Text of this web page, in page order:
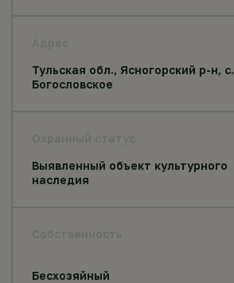
Тульская обл., Ясногорский р-н, с.
Богословское
Выявленный объект культурного
наследия
Бесхозяйный